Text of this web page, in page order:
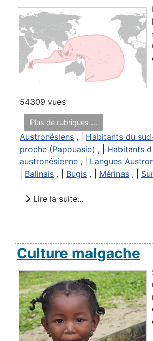
54309 vues
Plus de rubriques ...
Austronésiens , | Habitants du
proche (Papouasie) , | Habitants
austronésienne , | Langues
Balinais , | Bugis , | Mérinas , |
Lire la suite...
Culture malgache